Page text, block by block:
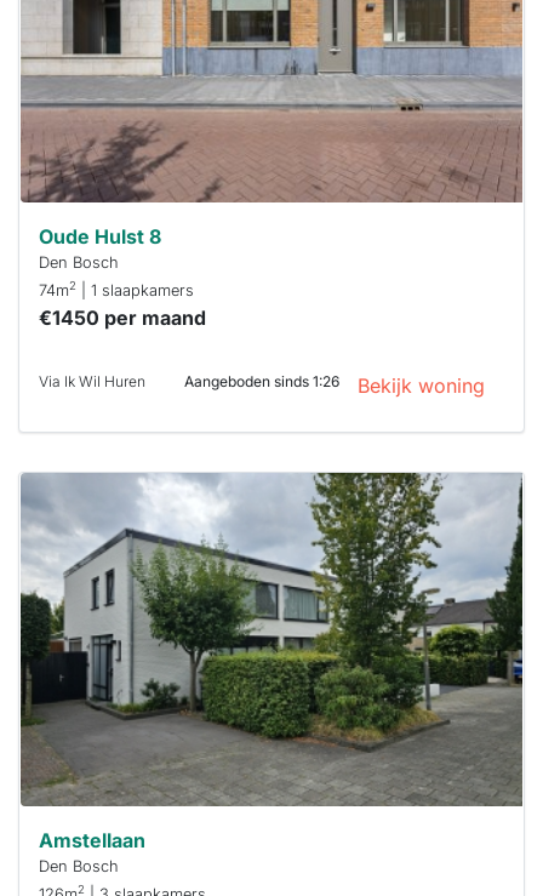
binnen 15
reageren.
Stekkies helpt
je hierbij!
Oude Hulst 8
Den Bosch
74m2 | 1 slaapkamers
€1450 per maand
Via Ik Wil Huren Aangeboden sinds 1:26 Bekijk woning
is
waarschijnlijk
al verhuurd
Om kans te
maken moet je
binnen 15
reageren.
Stekkies helpt
je hierbij!
Amstellaan
Den Bosch
2